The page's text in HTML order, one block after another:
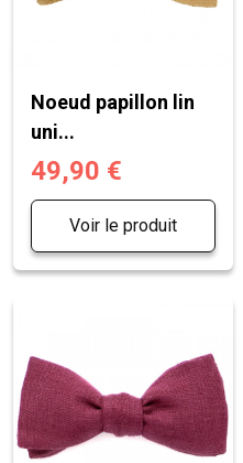
Noeud papillon lin
uni...
49,90 €
Voir le produit